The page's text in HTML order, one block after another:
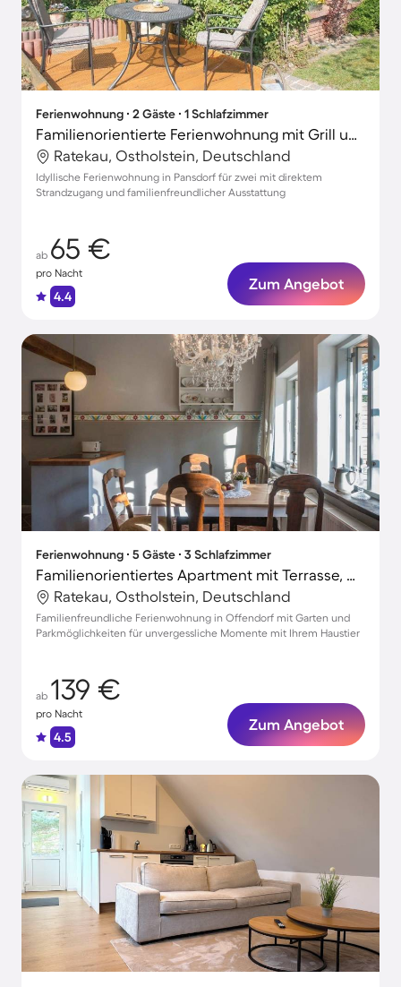
Ferienwohnung ∙ 2 Gäste ∙ 1 Schlafzimmer
Familienorientierte Ferienwohnung mit Grill und Terrasse
Ratekau, Ostholstein, Deutschland
Idyllische Ferienwohnung in Pansdorf für zwei mit direktem
Strandzugang und familienfreundlicher Ausstattung
ab 65 €
pro Nacht
4.4
Zum Angebot
Ferienwohnung ∙ 5 Gäste ∙ 3 Schlafzimmer
Familienorientiertes Apartment mit Terrasse, Grill und Garten | Haustierfreundlich
Ratekau, Ostholstein, Deutschland
Familienfreundliche Ferienwohnung in Offendorf mit Garten und
Parkmöglichkeiten für unvergessliche Momente mit Ihrem Haustier
ab 139 €
pro Nacht
4.5
Zum Angebot